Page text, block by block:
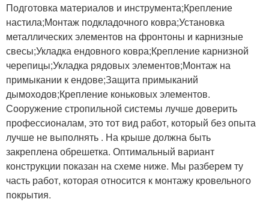
Подготовка материалов и инструмента;Крепление
настила;Монтаж подкладочного ковра;Установка
металлических элементов на фронтоны и карнизные
свесы;Укладка ендовного ковра;Крепление карнизной
черепицы;Укладка рядовых элементов;Монтаж на
примыкании к ендове;Защита примыканий
дымоходов;Крепление коньковых элементов.
Сооружение стропильной системы лучше доверить
профессионалам, это тот вид работ, который без опыта
лучше не выполнять . На крыше должна быть
закреплена обрешетка. Оптимальный вариант
конструкции показан на схеме ниже. Мы разберем ту
часть работ, которая относится к монтажу кровельного
покрытия.